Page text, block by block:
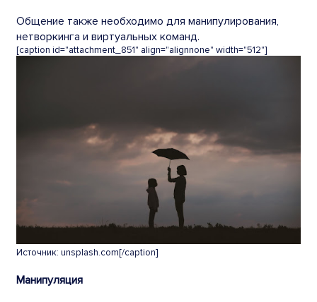
Общение также необходимо для манипулирования,
нетворкинга и виртуальных команд.
[caption id="attachment_851" align="alignnone" width="512"]
Источник: unsplash.com[/caption]
Манипуляция